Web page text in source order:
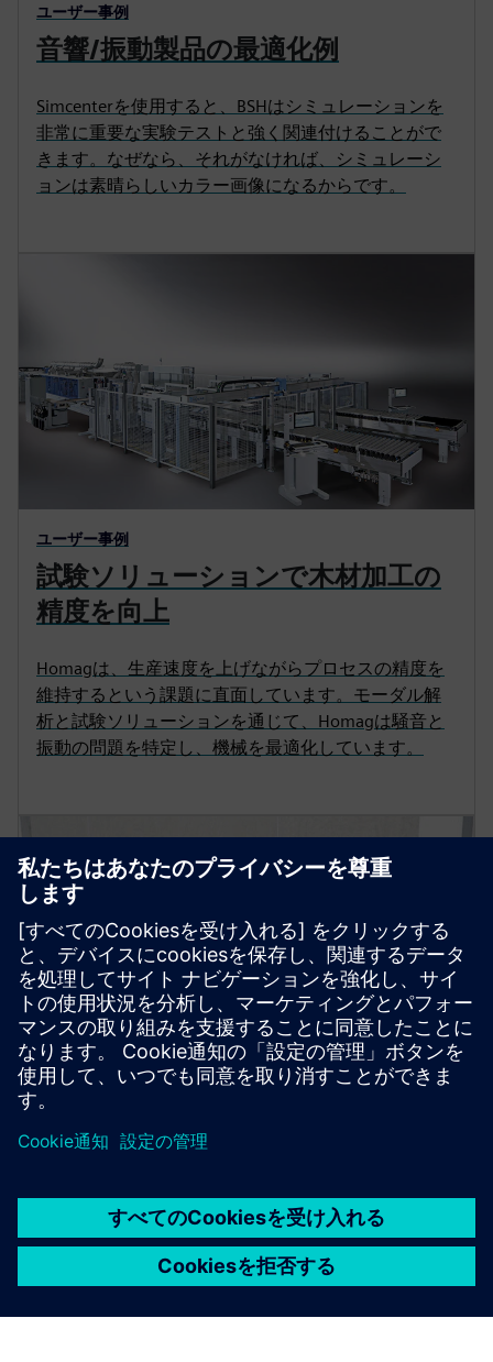
ユーザー事例
音響/振動製品の最適化例
Simcenterを使用すると、BSHはシミュレーションを
非常に重要な実験テストと強く関連付けることがで
きます。なぜなら、それがなければ、シミュレーシ
ョンは素晴らしいカラー画像になるからです。
ユーザー事例
試験ソリューションで木材加工の
精度を向上
Homagは、生産速度を上げながらプロセスの精度を
維持するという課題に直面しています。モーダル解
析と試験ソリューションを通じて、Homagは騒音と
振動の問題を特定し、機械を最適化しています。
ソリューション・ブリーフ
Simcenter音響/振動アナライザー
開発段階の早い段階で製品を改善するには、
Simcenter SCADAS XSとSimcenter テストエクスプレ
スを使用してください。